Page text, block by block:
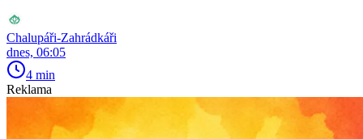
Chalupáři-Zahrádkáři
dnes, 06:05
4 min
Reklama